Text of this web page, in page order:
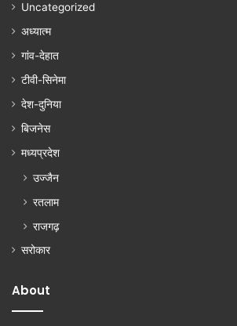
Uncategorized
अध्यात्म
गांव-देहात
टीवी-सिनेमा
देश-दुनिया
बिजनेस
मध्यप्रदेश
उज्जैन
रतलाम
राजगढ़
सरोकार
About